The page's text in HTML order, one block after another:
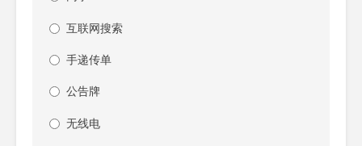
互联网搜索
手递传单
公告牌
无线电